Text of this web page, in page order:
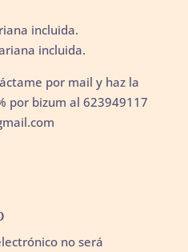
incluida.
incluida.
por mail y haz la
por bizum al 623949117
no será